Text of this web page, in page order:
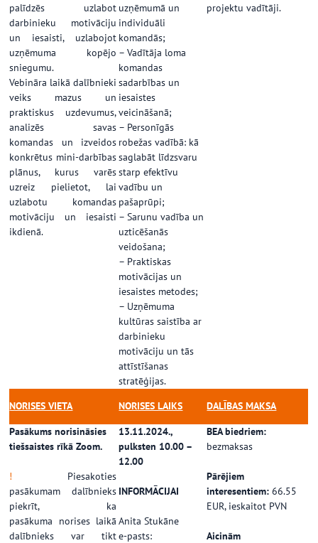
palīdzēs uzlabot
darbinieku motivāciju
un iesaisti, uzlabojot
uzņēmuma kopējo
sniegumu.
Vebināra laikā dalībnieki
veiks mazus un
praktiskus uzdevumus,
analizēs savas
komandas un izveidos
konkrētus mini-darbības
plānus, kurus varēs
uzreiz pielietot, lai
uzlabotu komandas
motivāciju un iesaisti
ikdienā.
uzņēmumā un
individuāli
komandās;
– Vadītāja loma
komandas
sadarbības un
iesaistes
veicināšanā;
– Personīgās
robežas vadībā: kā
saglabāt līdzsvaru
starp efektīvu
vadību un
pašaprūpi;
– Sarunu vadība un
uzticēšanās
veidošana;
– Praktiskas
motivācijas un
iesaistes metodes;
– Uzņēmuma
kultūras saistība ar
darbinieku
motivāciju un tās
attīstīšanas
stratēģijas.
projektu vadītāji.
NORISES VIETA NORISES LAIKS
DALĪBAS MAKSA
Pasākums norisināsies
tiešsaistes rīkā Zoom.
! Piesakoties
pasākumam dalībnieks
piekrīt, ka
pasākuma norises laikā
dalībnieks var tikt
13.11.2024.,
pulksten 10.00 –
12.00
INFORMĀCIJAI
Anita Stukāne
e-pasts:
BEA biedriem:
bezmaksas
Pārējiem
interesentiem: 66.55
EUR, ieskaitot PVN
Aicinām